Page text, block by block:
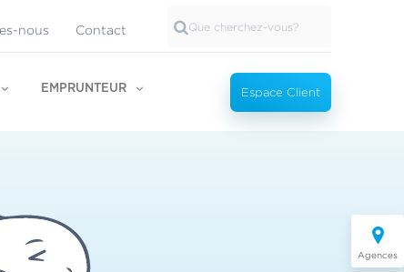
nous Contact
EMPRUNTEUR Espace Client
Agences